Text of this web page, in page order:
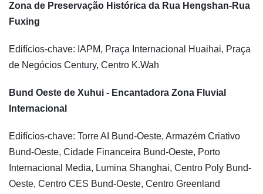
Zona de Preservação Histórica da Rua Hengshan-Rua
Fuxing
Edifícios-chave: IAPM, Praça Internacional Huaihai, Praça
de Negócios Century, Centro K.Wah
Bund Oeste de Xuhui - Encantadora Zona Fluvial
Internacional
Edifícios-chave: Torre AI Bund-Oeste, Armazém Criativo
Bund-Oeste, Cidade Financeira Bund-Oeste, Porto
Internacional Media, Lumina Shanghai, Centro Poly Bund-
Oeste, Centro CES Bund-Oeste, Centro Greenland